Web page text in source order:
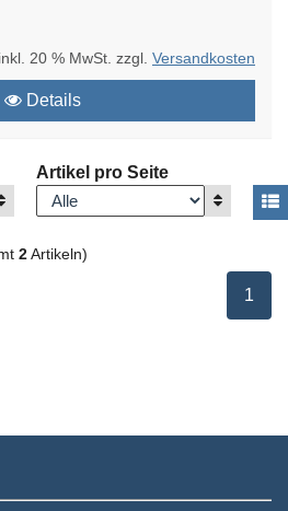
inkl. 20 % MwSt. zzgl. Versandkosten
Details
Anzeigen
Artikel pro Seite
Anzeigen
2 Artikeln)
1